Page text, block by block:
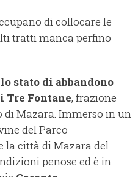
di collocare le
tratti manca perfino
stato di abbandono
Tre Fontane, frazione
di Mazara. Immerso in un
del Parco
la città di Mazara del
penose ed è in